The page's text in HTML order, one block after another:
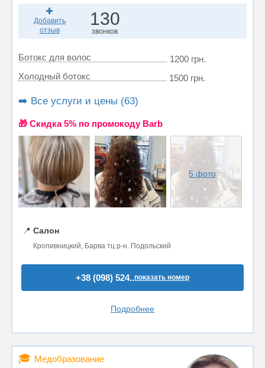
Добавить
отзыв
130
звонков
Ботокс для волос
1200 грн.
Холодный ботокс
1500 грн.
➡️ Все услуги и цены (63)
🎁 Cкидка 5% по промокоду Barb
5 фото
📍 Салон
Кропивницкий, Барва тц р-н. Подольский
+38 (098) 524..показать номер
Подробнее
🎓 Медобразование